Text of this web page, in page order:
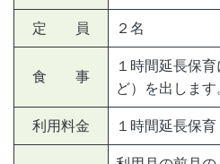
定 員 ２名
食 事
１時間延長保
ど）を出します
利用料金 １時間延長保